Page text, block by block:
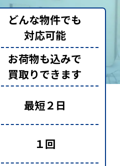
どんな物件でも
対応可能
お荷物も込みで
買取りできます
最短２日
１回